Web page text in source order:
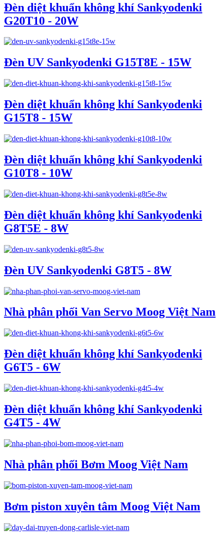
Đèn diệt khuẩn không khí Sankyodenki
G20T10 - 20W
Đèn UV Sankyodenki G15T8E - 15W
Đèn diệt khuẩn không khí Sankyodenki
G15T8 - 15W
Đèn diệt khuẩn không khí Sankyodenki
G10T8 - 10W
Đèn diệt khuẩn không khí Sankyodenki
G8T5E - 8W
Đèn UV Sankyodenki G8T5 - 8W
Nhà phân phối Van Servo Moog Việt Nam
Đèn diệt khuẩn không khí Sankyodenki
G6T5 - 6W
Đèn diệt khuẩn không khí Sankyodenki
G4T5 - 4W
Nhà phân phối Bơm Moog Việt Nam
Bơm piston xuyên tâm Moog Việt Nam